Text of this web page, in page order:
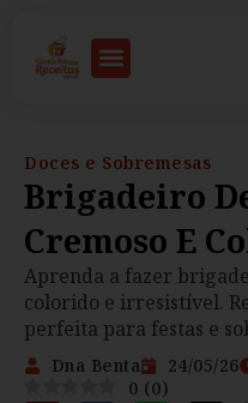
Doces e Sobremesas
Brigadeiro
Cremoso E
Aprenda a fazer
colorido e irresistível.
perfeita para festas e
Dna Benta 24/05/26
0 (0)